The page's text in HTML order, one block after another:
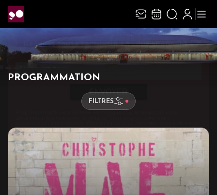
Recevez toute l’actualité en vous abonnant à
notre newsletter :
ENVOYER
Pour en savoir plus, consultez notrepolitique de protection des données.
PROGRAMMATION
FILTRES